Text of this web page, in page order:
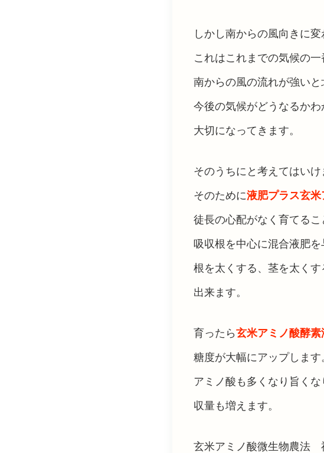
しかし南からの風向きに
これはこれまでの気候の一
南からの風の流れが強いと
今後の気候がどうなるか
大切になってきます。
そのうちにと考えてはいけ
そのために液肥プラス玄米
徒長の心配がなく育てるこ
吸収根を中心に混合液肥を
根を太くする、茎を太く
出来ます。
育ったら玄米アミノ酸酵
糖度が大幅にアップします
アミノ酸も多くなり旨くな
収量も増えます。
玄米アミノ酸微生物農法